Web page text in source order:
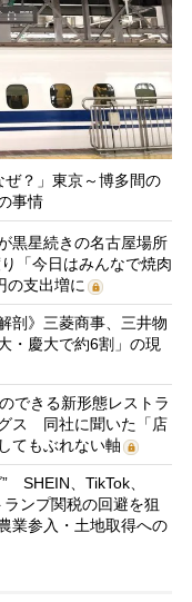
ぜ？」東京～博多間の
事情
黒星続きの名古屋場所
「今日はみんなで焼肉
支出増に
剖》三菱商事、三井物
・慶大で約6割」の現
できる新形態レストラ
ス 同社に聞いた「店
てもぶれない軸
SHEIN、TikTok、
ンプ関税の回避を狙
業参入・土地取得への